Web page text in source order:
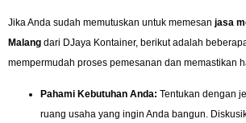
Jika Anda sudah memutuskan untuk memesan jasa
Malang dari DJaya Kontainer, berikut adalah
mempermudah proses pemesanan dan memastikan
Pahami Kebutuhan Anda: Tentukan dengan
ruang usaha yang ingin Anda bangun.